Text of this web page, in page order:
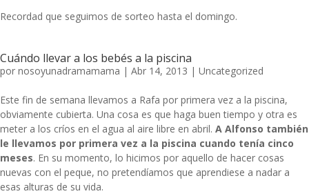
Recordad que seguimos de sorteo hasta el domingo.
Cuándo llevar a los bebés a la piscina
por nosoyunadramamama | Abr 14, 2013 | Uncategorized
Este fin de semana llevamos a Rafa por primera vez a la piscina,
obviamente cubierta. Una cosa es que haga buen tiempo y otra es
meter a los críos en el agua al aire libre en abril. A Alfonso también
le llevamos por primera vez a la piscina cuando tenía cinco
meses. En su momento, lo hicimos por aquello de hacer cosas
nuevas con el peque, no pretendíamos que aprendiese a nadar a
esas alturas de su vida.